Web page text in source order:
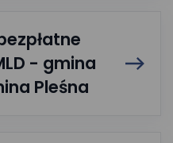
- gmina
Pleśna